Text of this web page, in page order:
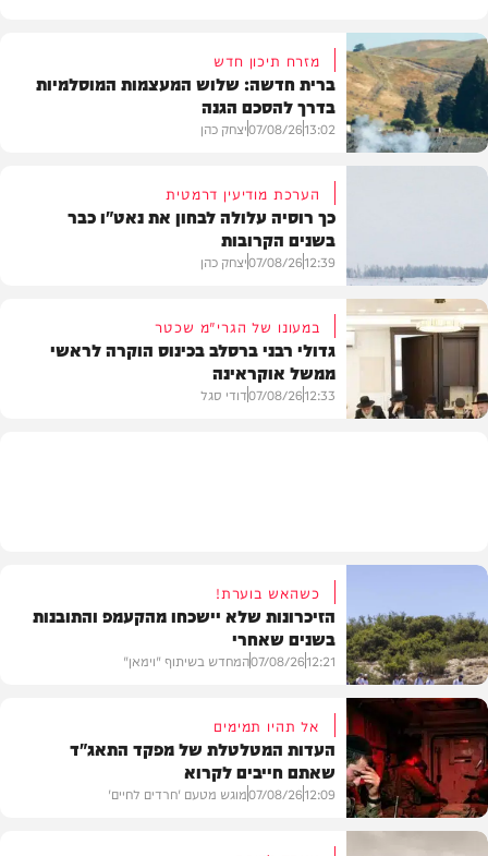
מזרח תיכון חדש
ברית חדשה: שלוש המעצמות המוסלמיות
בדרך להסכם הגנה
13:02
07/08/26יצחק כהן
הערכת מודיעין דרמטית
כך רוסיה עלולה לבחון את נאט"ו כבר
בשנים הקרובות
12:39
07/08/26יצחק כהן
במעונו של הגרי"מ שכטר
גדולי רבני ברסלב בכינוס הוקרה לראשי
ממשל אוקראינה
12:33
07/08/26דודי סגל
וידאו
כשהאש בוערת!
הזיכרונות שלא יישכחו מהקעמפ והתובנות
בשנים שאחרי
12:21
07/08/26המחדש בשיתוף "וימאן"
אל תהיו תמימים
העדות המטלטלת של מפקד התאג"ד
שאתם חייבים לקרוא
12:09
07/08/26מוגש מטעם 'חרדים לחיים'